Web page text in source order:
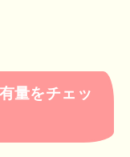
量をチェッ